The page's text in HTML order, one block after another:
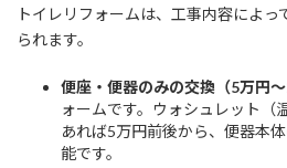
トイレリフォームは、工事内容によ
られます。
便座・便器のみの交換（5万円～
ォームです。ウォシュレット（
あれば5万円前後から、便器本
能です。